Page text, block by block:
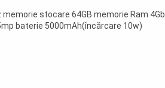
memorie stocare 64GB memorie Ram 4Gb
baterie 5000mAh(încărcare 10w)